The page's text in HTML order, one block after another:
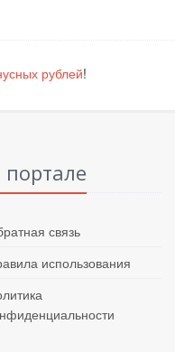
рублей!
связь
использования